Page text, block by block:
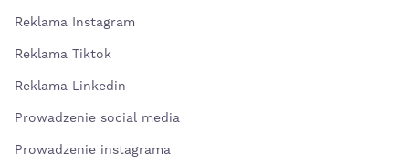
Reklama Instagram
Reklama Tiktok
Reklama Linkedin
Prowadzenie social media
Prowadzenie instagrama